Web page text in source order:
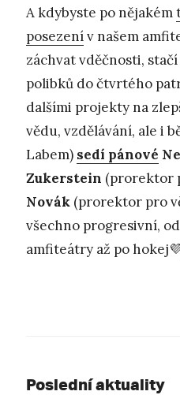
A kdybyste po nějakém
posezenív našem
záchvat vděčnosti,
polibků do čtvrtého
dalšími projekty na
vědu, vzdělávání, ale i
Labem) sedí pánové
Zukerstein (prorektor
Novák (prorektor pro
všechno progresivní,
amfiteátry až po
Poslední aktuality